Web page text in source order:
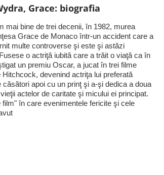
Grace: biografia
mai bine de trei decenii, în 1982, murea
Grace de Monaco într-un accident care a
multe controverse şi este şi astăzi
o actriţă iubită care a trăit o viaţă ca în
un premiu Oscar, a jucat în trei filme
Hitchcock, devenind actriţa lui preferată
căsători apoi cu un prinţ şi a-şi dedica a doua
actelor de caritate şi micului ei principat.
film" în care evenimentele fericite şi cele